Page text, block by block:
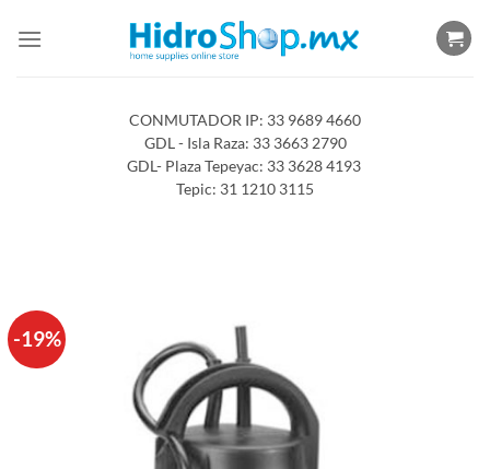
CONMUTADOR IP: 33 9689 4660
GDL - Isla Raza: 33 3663 2790
GDL- Plaza Tepeyac: 33 3628 4193
Tepic: 31 1210 3115
-19%